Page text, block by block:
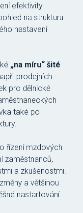
efektivity
na strukturu
nastavení
„na míru“ šité
prodejních
pro dělnické
také po
řízení mzdových
zaměstnanců,
a zkušenostmi.
a většinou
nastartování